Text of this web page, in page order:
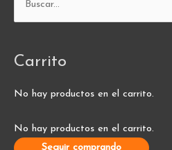
Buscar
por:
Carrito
No hay productos en el carrito.
No hay productos en el carrito.
Seguir comprando